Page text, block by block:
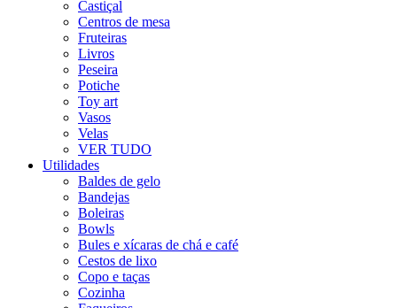
Castiçal
Centros de mesa
Fruteiras
Livros
Peseira
Potiche
Toy art
Vasos
Velas
VER TUDO
Utilidades
Baldes de gelo
Bandejas
Boleiras
Bowls
Bules e xícaras de chá e café
Cestos de lixo
Copo e taças
Cozinha